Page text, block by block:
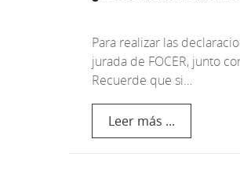
Para realizar las
jurada de FOCER, junto
Recuerde que si…
Leer más ...